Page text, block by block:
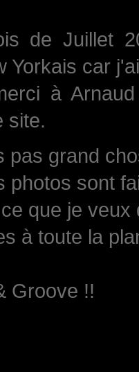
de Juillet
Yorkais car
à
site.
pas grand
photos sont
que je
à toute la
Groove !!